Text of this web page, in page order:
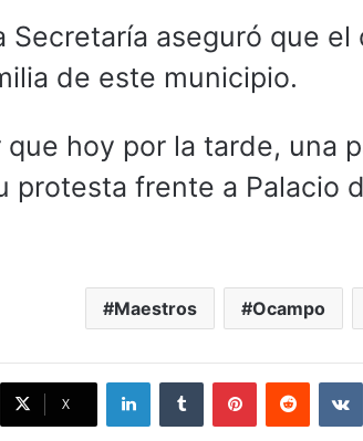
Secretaría aseguró que
de este municipio.
que hoy por la tarde, una
protesta frente a Palacio
Maestros Ocampo
X
LinkedInTumblr PinterestReddit